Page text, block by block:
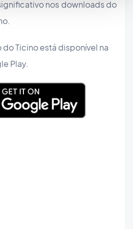
nos downloads do
Ticino está disponível na
Play.